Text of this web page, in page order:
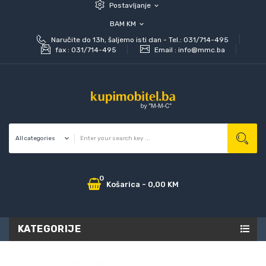
Postavljanje expand_more
BAM KM expand_more
Naručite do 13h, šaljemo isti dan - Tel.: 031/714-495
fax : 031/714-495 Email : info@mmc.ba
Košarica
0
- 0,00 KM
KATEGORIJE